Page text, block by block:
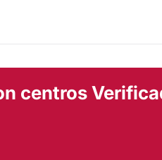
recuperación es más corto
y actividad física a largo
centros